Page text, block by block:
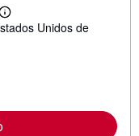
a
a
M
á
m
Unidos de